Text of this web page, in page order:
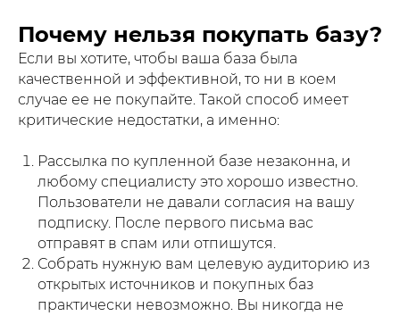
Почему нельзя покупать базу?
Если вы хотите, чтобы ваша база была
качественной и эффективной, то ни в коем
случае ее не покупайте. Такой способ имеет
критические недостатки, а именно:
Рассылка по купленной базе незаконна, и
любому специалисту это хорошо известно.
Пользователи не давали согласия на вашу
подписку. После первого письма вас
отправят в спам или отпишутся.
Собрать нужную вам целевую аудиторию из
открытых источников и покупных баз
практически невозможно. Вы никогда не